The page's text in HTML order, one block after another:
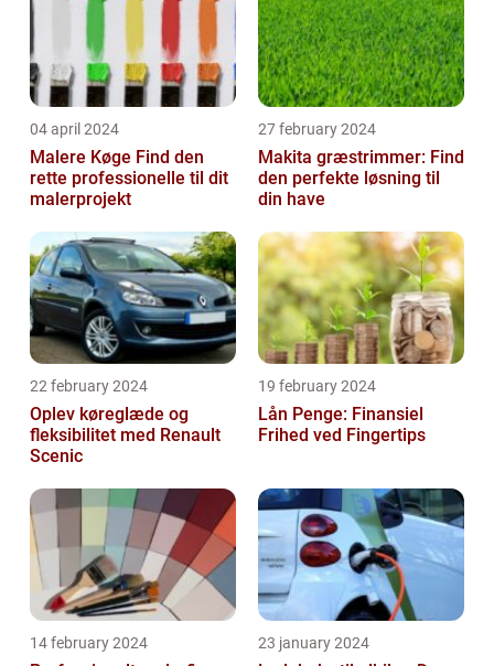
04 april 2024
Malere Køge Find den
rette professionelle til dit
malerprojekt
27 february 2024
Makita græstrimmer: Find
den perfekte løsning til
din have
22 february 2024
Oplev køreglæde og
fleksibilitet med Renault
Scenic
19 february 2024
Lån Penge: Finansiel
Frihed ved Fingertips
14 february 2024 23 january 2024